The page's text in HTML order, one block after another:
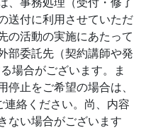
送付に利用させていただ
の活動の実施にあたって
部委託先（契約講師や発
場合がございます。ま
止をご希望の場合は、
絡ください。尚、内容
ない場合がございます